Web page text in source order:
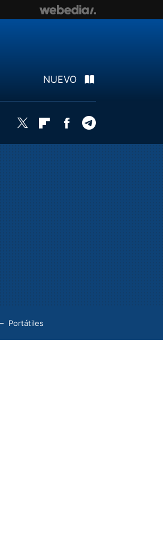
NUEVO
Twitter FlipboardFacebook
Portátiles